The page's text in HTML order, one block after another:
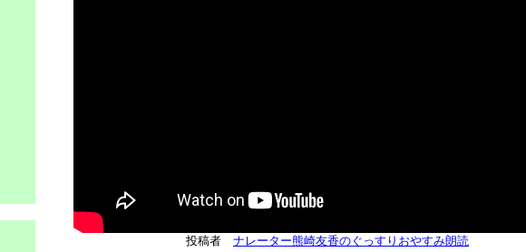
投稿者 ナレーター熊崎友香のぐっすりおやすみ朗読